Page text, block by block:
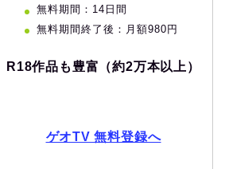
無料期間：14日間
無料期間終了後：月額980円
R18作品も豊富（約2万本以上）
ゲオTV 無料登録へ